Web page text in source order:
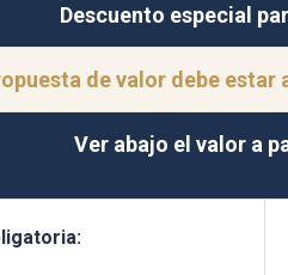
Descuento especial
de valor debe
Ver abajo el valor a